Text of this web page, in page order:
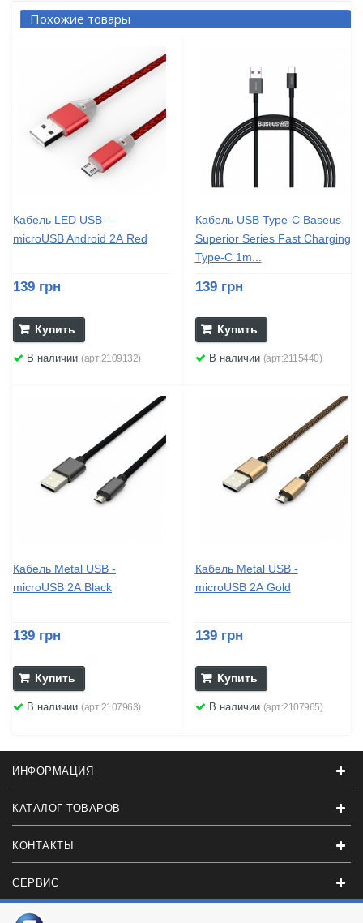
Похожие товары
Кабель LED USB —
microUSB Android 2А Red
139 грн
Купить
В наличии (арт:2109132)
Кабель USB Type-C Baseus
Superior Series Fast Charging
Type-C 1m...
139 грн
Купить
В наличии (арт:2115440)
Кабель Metal USB -
microUSB 2А Black
139 грн
Купить
В наличии (арт:2107963)
Кабель Metal USB -
microUSB 2А Gold
139 грн
Купить
В наличии (арт:2107965)
ИНФОРМАЦИЯ
КАТАЛОГ ТОВАРОВ
КОНТАКТЫ
СЕРВИС